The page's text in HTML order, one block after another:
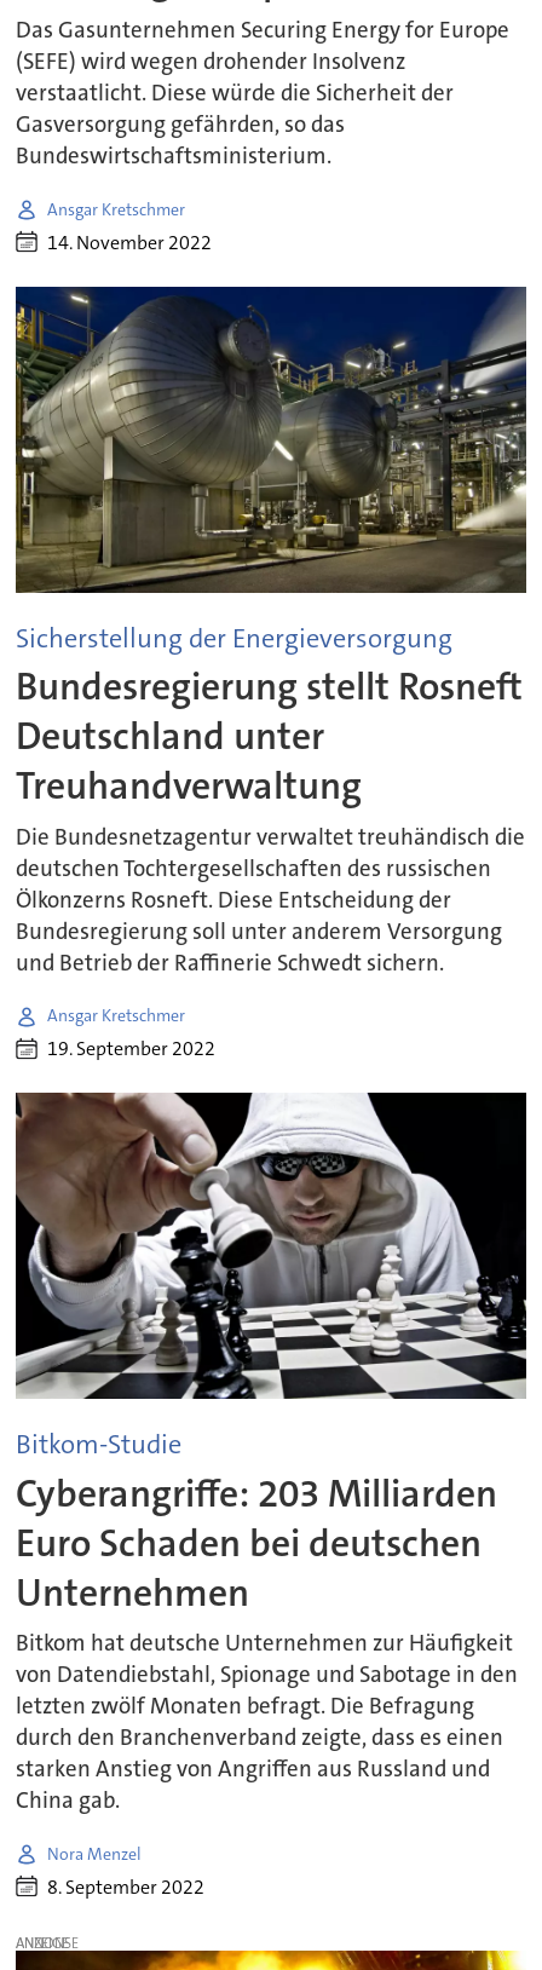
Das Gasunternehmen Securing Energy for Europe
(SEFE) wird wegen drohender Insolvenz
verstaatlicht. Diese würde die Sicherheit der
Gasversorgung gefährden, so das
Bundeswirtschaftsministerium.
Ansgar Kretschmer
14. November 2022
Sicherstellung der Energieversorgung
Bundesregierung stellt Rosneft
Deutschland unter
Treuhandverwaltung
Die Bundesnetzagentur verwaltet treuhändisch die
deutschen Tochtergesellschaften des russischen
Ölkonzerns Rosneft. Diese Entscheidung der
Bundesregierung soll unter anderem Versorgung
und Betrieb der Raffinerie Schwedt sichern.
Ansgar Kretschmer
19. September 2022
Bitkom-Studie
Cyberangriffe: 203 Milliarden
Euro Schaden bei deutschen
Unternehmen
Bitkom hat deutsche Unternehmen zur Häufigkeit
von Datendiebstahl, Spionage und Sabotage in den
letzten zwölf Monaten befragt. Die Befragung
durch den Branchenverband zeigte, dass es einen
starken Anstieg von Angriffen aus Russland und
China gab.
Nora Menzel
8. September 2022
ANZEIGE